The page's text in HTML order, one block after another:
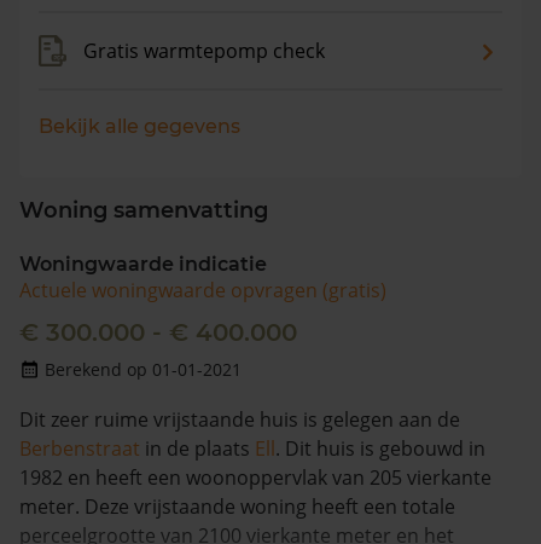
Gratis warmtepomp check
Bekijk alle gegevens
Woning samenvatting
Woningwaarde indicatie
Actuele woningwaarde opvragen (gratis)
€ 300.000 - € 400.000
Berekend op 01-01-2021
Dit zeer ruime vrijstaande huis is gelegen aan de
Berbenstraat in de plaats Ell. Dit huis is gebouwd in
1982 en heeft een woonoppervlak van 205 vierkante
meter. Deze vrijstaande woning heeft een totale
perceelgrootte van 2100 vierkante meter en het